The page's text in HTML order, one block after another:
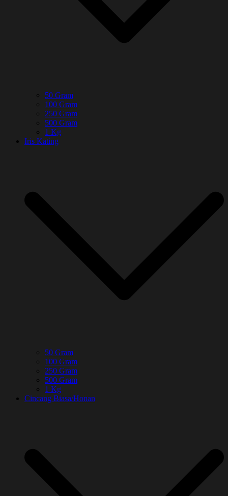
50 Gram
100 Gram
250 Gram
500 Gram
1 Kg
Iris Kating
50 Gram
100 Gram
250 Gram
500 Gram
1 Kg
Cincang Biasa/Honan